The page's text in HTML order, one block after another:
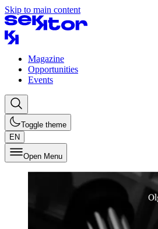
Skip to main content
Magazine
Opportunities
Events
Toggle theme
EN
Open Menu